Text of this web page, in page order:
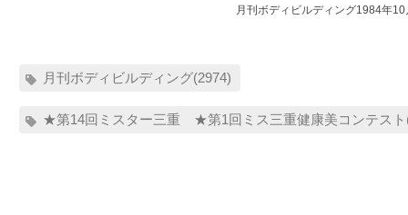
月刊ボディビルディング1984年10
月刊ボディビルディング(2974)
★第14回ミスター三重 ★第1回ミス三重健康美コンテスト